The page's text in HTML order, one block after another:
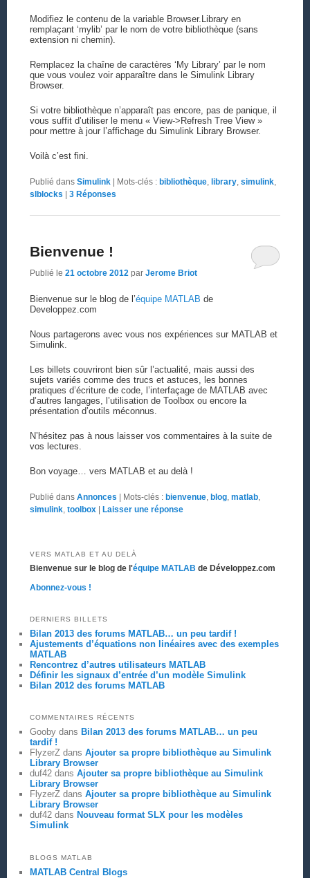
Modifiez le contenu de la variable Browser.Library en
remplaçant ‘mylib’ par le nom de votre bibliothèque (sans
extension ni chemin).
Remplacez la chaîne de caractères ‘My Library’ par le nom
que vous voulez voir apparaître dans le Simulink Library
Browser.
Si votre bibliothèque n’apparaît pas encore, pas de panique, il
vous suffit d’utiliser le menu « View->Refresh Tree View »
pour mettre à jour l’affichage du Simulink Library Browser.
Voilà c’est fini.
Publié dans Simulink Mots-clés : bibliothèque, library, simulink,
slblocks
3Réponses
Bienvenue !
Publié le 21 octobre 2012 par Jerome Briot
Bienvenue sur le blog de l’équipe MATLAB de
Developpez.com
Nous partagerons avec vous nos expériences sur MATLAB et
Simulink.
Les billets couvriront bien sûr l’actualité, mais aussi des
sujets variés comme des trucs et astuces, les bonnes
pratiques d’écriture de code, l’interfaçage de MATLAB avec
d’autres langages, l’utilisation de Toolbox ou encore la
présentation d’outils méconnus.
N’hésitez pas à nous laisser vos commentaires à la suite de
vos lectures.
Bon voyage… vers MATLAB et au delà !
Publié dans Annonces Mots-clés : bienvenue, blog, matlab,
simulink, toolbox Laisser une réponse
VERS MATLAB ET AU DELÀ
Bienvenue sur le blog de l'équipe MATLAB de Développez.com
Abonnez-vous !
DERNIERS BILLETS
Bilan 2013 des forums MATLAB… un peu tardif !
Ajustements d’équations non linéaires avec des exemples
MATLAB
Rencontrez d’autres utilisateurs MATLAB
Définir les signaux d’entrée d’un modèle Simulink
Bilan 2012 des forums MATLAB
COMMENTAIRES RÉCENTS
Goobydans Bilan 2013 des forums MATLAB… un peu
tardif !
FlyzerZdans Ajouter sa propre bibliothèque au Simulink
Library Browser
duf42dans Ajouter sa propre bibliothèque au Simulink
Library Browser
FlyzerZdans Ajouter sa propre bibliothèque au Simulink
Library Browser
duf42dans Nouveau format SLX pour les modèles
Simulink
BLOGS MATLAB
MATLAB Central Blogs